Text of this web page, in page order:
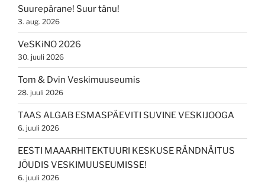
Suurepärane! Suur tänu!
3. aug. 2026
VeSKiNO 2026
30. juuli 2026
Tom & Dvin Veskimuuseumis
28. juuli 2026
TAAS ALGAB ESMASPÄEVITI SUVINE VESKIJOOGA
6. juuli 2026
EESTI MAAARHITEKTUURI KESKUSE RÄNDNÄITUS
JÕUDIS VESKIMUUSEUMISSE!
6. juuli 2026